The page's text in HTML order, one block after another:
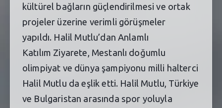
kültürel bağların güçlendirilmesi ve ortak
projeler üzerine verimli görüşmeler
yapıldı. Halil Mutlu’dan Anlamlı
Katılım Ziyarete, Mestanlı doğumlu
olimpiyat ve dünya şampiyonu milli halterci
Halil Mutlu da eşlik etti. Halil Mutlu, Türkiye
ve Bulgaristan arasında spor yoluyla